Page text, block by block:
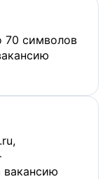
70 символов
вакансию